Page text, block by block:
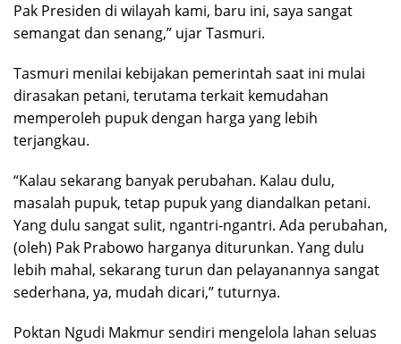
Pak Presiden di wilayah kami, baru ini, saya sangat
semangat dan senang,” ujar Tasmuri.
Tasmuri menilai kebijakan pemerintah saat ini mulai
dirasakan petani, terutama terkait kemudahan
memperoleh pupuk dengan harga yang lebih
terjangkau.
“Kalau sekarang banyak perubahan. Kalau dulu,
masalah pupuk, tetap pupuk yang diandalkan petani.
Yang dulu sangat sulit, ngantri-ngantri. Ada perubahan,
(oleh) Pak Prabowo harganya diturunkan. Yang dulu
lebih mahal, sekarang turun dan pelayanannya sangat
sederhana, ya, mudah dicari,” tuturnya.
Poktan Ngudi Makmur sendiri mengelola lahan seluas